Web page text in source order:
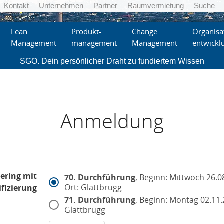
Kontakt Unternehmen Partner Raumvermietung Suche
Lean
Management
Produkt-
management
Change
Management
SGO. Dein persönlicher Draht zu fundiertem Wissen
Anmeldung
mit
70. Durchführung, Beginn: Mittwoch
Ort: Glattbrugg
71. Durchführung, Beginn: Montag
Glattbrugg